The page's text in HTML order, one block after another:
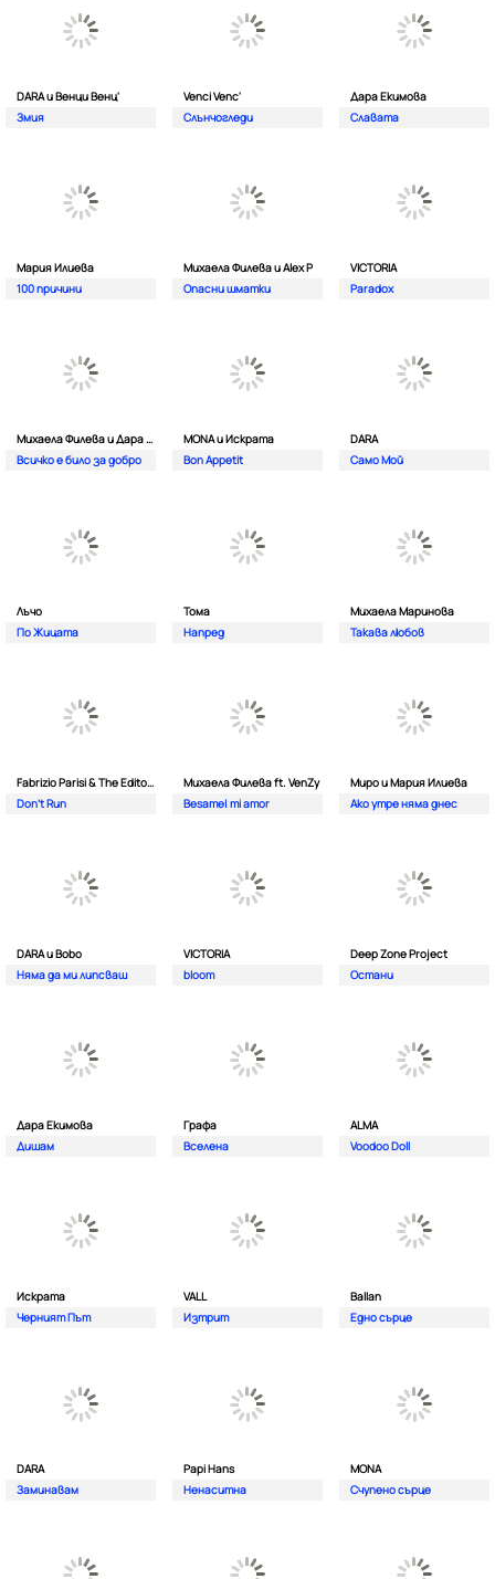
DARA и Венци Венц'
Змия
Venci Venc'
Слънчогледи
Дара Екимова
Славата
Мария Илиева
100 причини
Михаела Филева и Alex P
Опасни шматки
VICTORIA
Paradox
Михаела Филева и Дара Екимова
Всичко е било за добро
MONA и Искрата
Bon Appetit
DARA
Само Мой
Лъчо
По Жицата
Тома
Напред
Михаела Маринова
Такава любов
Fabrizio Parisi & The Editor ft. ALMA
Don't Run
Михаела Филева ft. VenZy
Besame| mi amor
Миро и Мария Илиева
Ако утре няма днес
DARA и Bobo
Няма да ми липсваш
VICTORIA
bloom
Deep Zone Project
Остани
Дара Екимова
Дишам
Графа
Вселена
ALMA
Voodoo Doll
Искрата
Черният Път
VALL
Изтрит
Ballan
Едно сърце
DARA
Заминавам
Papi Hans
Ненаситна
MONA
Счупено сърце